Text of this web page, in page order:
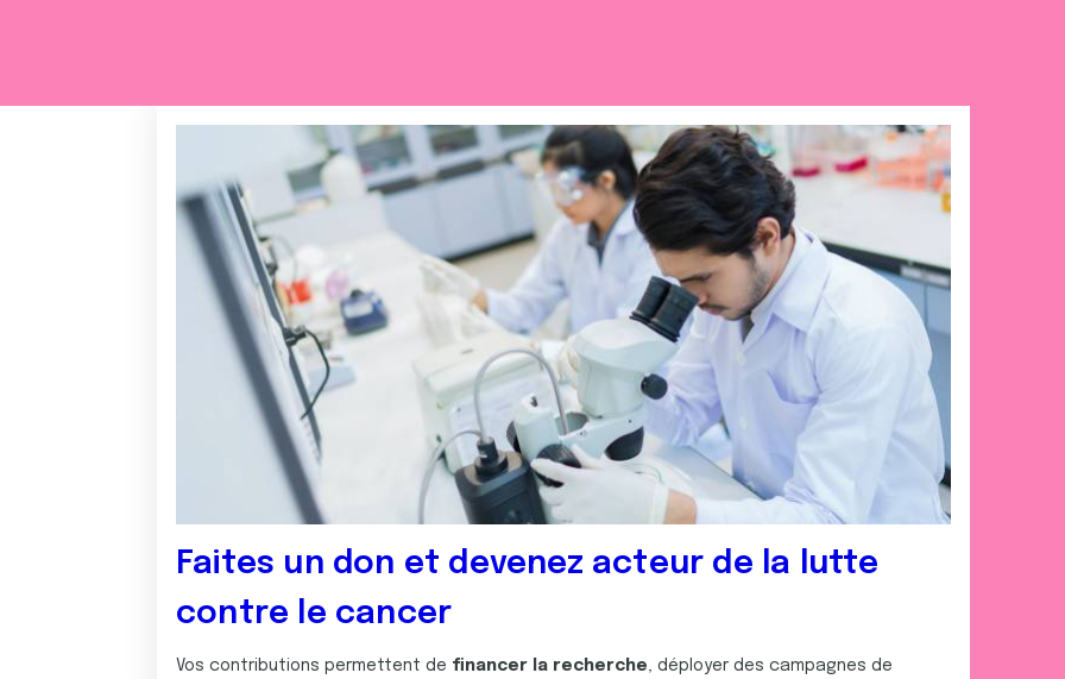
01 39 47 16 16
cd95@ligue-cancer.net
Faites un don et devenez acteur de la lutte
contre le cancer
Vos contributions permettent de financer la recherche, déployer des campagnes de